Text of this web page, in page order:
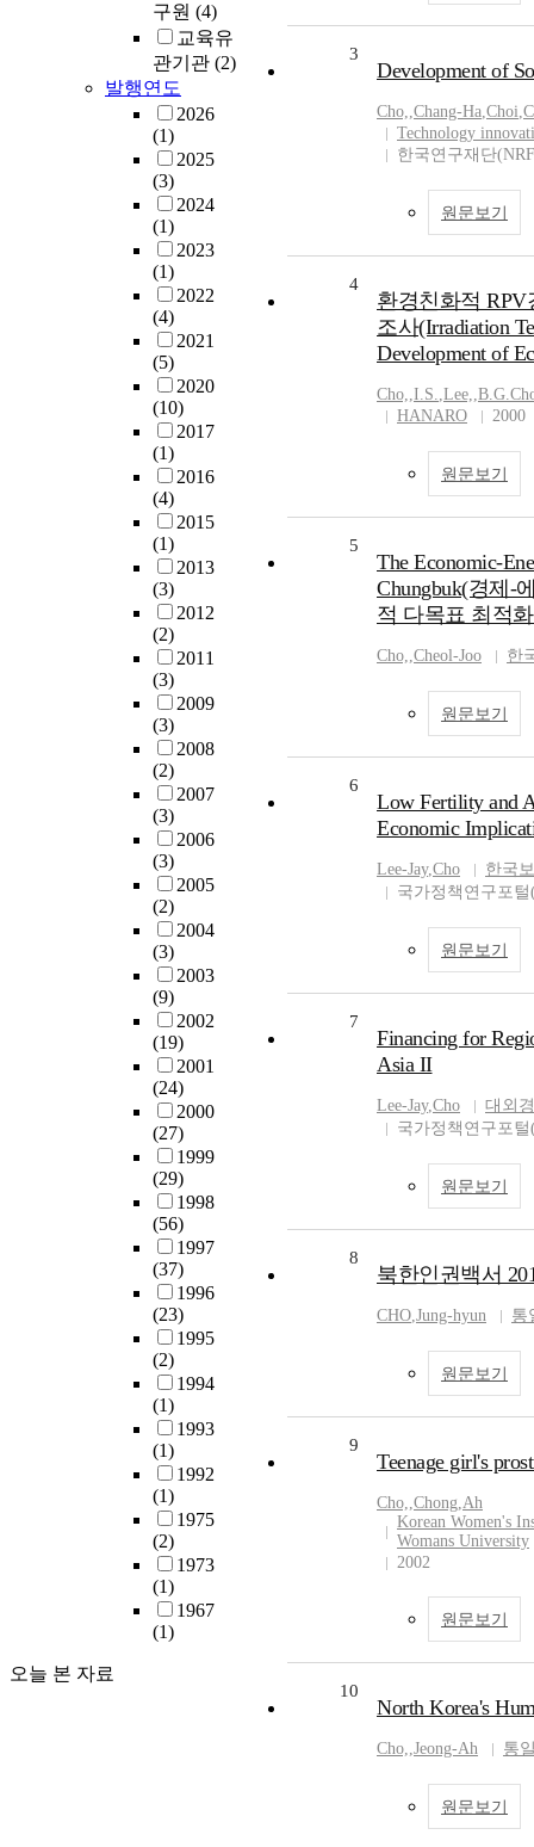
구원 (4)
교육유
관기관 (2)
발행연도
2026
(1)
2025
(3)
2024
(1)
2023
(1)
2022
(4)
2021
(5)
2020
(10)
2017
(1)
2016
(4)
2015
(1)
2013
(3)
2012
(2)
2011
(3)
2009
(3)
2008
(2)
2007
(3)
2006
(3)
2005
(2)
2004
(3)
2003
(9)
2002
(19)
2001
(24)
2000
(27)
1999
(29)
1998
(56)
1997
(37)
1996
(23)
1995
(2)
1994
(1)
1993
(1)
1992
(1)
1975
(2)
1973
(1)
1967
(1)
오늘 본 자료
3
Development of
Cho,,Chang-Ha,Choi,
Technology
한국연구재단
원문보기
4
환경친화적 RPV
조사(Irradiation
Development of
Cho,,I.S.,Lee,,
HANARO
2000
원문보기
5
The Economic-
Chungbuk(경제-
적 다목표 최적
Cho,,Cheol-Joo 한
원문보기
6
Low Fertility and
Economic
Lee-Jay,Cho
한국
국가정책연구포
원문보기
7
Financing for
Asia II
Lee-Jay,Cho
대외
국가정책연구포
원문보기
8
북한인권백서
CHO,Jung-hyun 통
원문보기
9
Teenage girl's
Cho,,Chong,Ah
Korean Women's
Womans University
2002
원문보기
10
North Korea's
Cho,,Jeong-Ah 통
원문보기